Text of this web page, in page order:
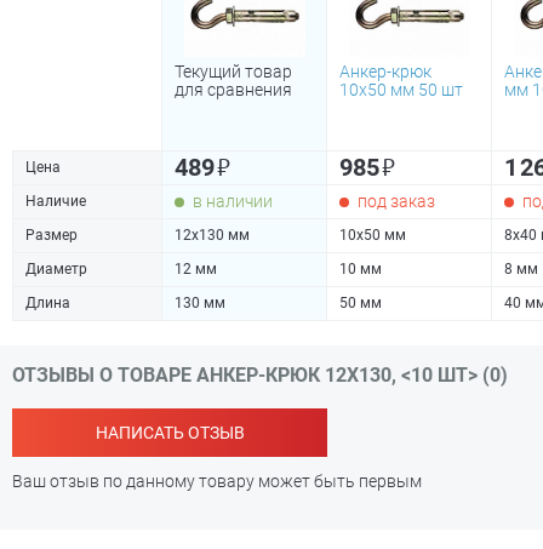
Текущий товар
для сравнения
Анкер-крюк
10х50 мм 50 шт
мм
Цена 489₽ 985₽ 1
Наличие в наличии под заказ
Размер 12х130 мм 10х50 мм
8х40
Диаметр
12 мм 10 мм
8 мм
Длина
130 мм 50 мм 40
ОТЗЫВЫ О ТОВАРЕ АНКЕР-КРЮК 12Х130, <10 ШТ> (0)
НАПИСАТЬ ОТЗЫВ
Ваш отзыв по данному товару может быть первым